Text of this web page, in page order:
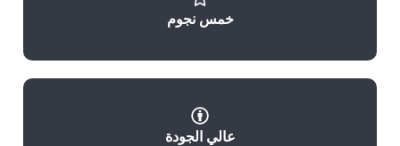
خمس نجوم
عالي الجودة